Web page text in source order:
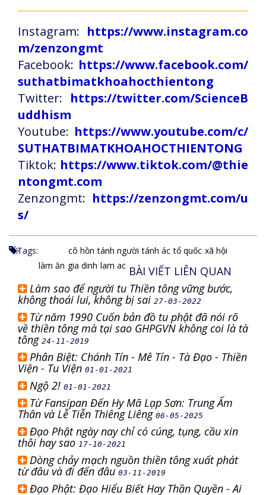
Instagram: https://www.instagram.co
m/zenzongmt
Facebook: https://www.facebook.com/
suthatbimatkhoahocthientong
Twitter: https://twitter.com/ScienceB
uddhism
Youtube: https://www.youtube.com/c/
SUTHATBIMATKHOAHOCTHIENTONG
Tiktok: https://www.tiktok.com/@thie
ntongmt.com
Zenzongmt: https://zenzongmt.com/u
s/
Tags: cô hồn tánh người tánh ác tổ quốc xã hội
làm ăn gia dinh lam ac BÀI VIẾT LIÊN QUAN
Làm sao để người tu Thiền tông vững bước,
không thoái lui, không bị sai 27-03-2022
Từ năm 1990 Cuốn bản đồ tu phật đã nói rõ
về thiền tông mà tại sao GHPGVN không coi là tà
tông 24-11-2019
Phân Biệt: Chánh Tín - Mê Tín - Tà Đạo - Thiền
Viện - Tu Viện 01-01-2021
Ngộ 2! 01-01-2021
Từ Fansipan Đến Hy Mã Lạp Sơn: Trung Ấm
Thân và Lễ Tiễn Thiêng Liêng06-05-2025
Đạo Phật ngày nay chỉ có cúng, tụng, cầu xin
thôi hay sao 17-10-2021
Dòng chảy mạch nguồn thiền tông xuất phát
từ đâu và đi đến đâu03-11-2019
Đạo Phật: Đạo Hiểu Biết Hay Thần Quyền - Ai